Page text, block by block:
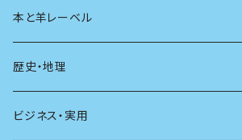
ユリイカ
現代思想
新潮
動物
自然
科学
本と羊レーベル
電子版（EPub）
電子版（PDF）
歴史・地理
歴史
ビジネス・実用